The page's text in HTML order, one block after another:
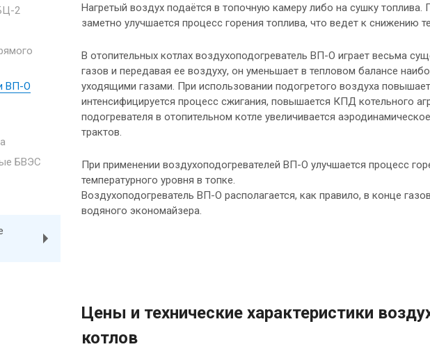
Нагретый воздух подаётся в топочную камеру либо на сушку топлива.
заметно улучшается процесс горения топлива, что ведет к снижению
В отопительных котлах воздухоподогреватель ВП-О играет весьма
газов и передавая ее воздуху, он уменьшает в тепловом балансе
уходящими газами. При использовании подогретого воздуха
интенсифицируется процесс сжигания, повышается КПД котельного
подогревателя в отопительном котле увеличивается
трактов.
При применении воздухоподогревателей ВП-О улучшается процесс
температурного уровня в топке.
Воздухоподогреватель ВП-О располагается, как правило, в конце
водяного экономайзера.
Цены и технические характеристики
котлов
2
ВП-О
БВЭС